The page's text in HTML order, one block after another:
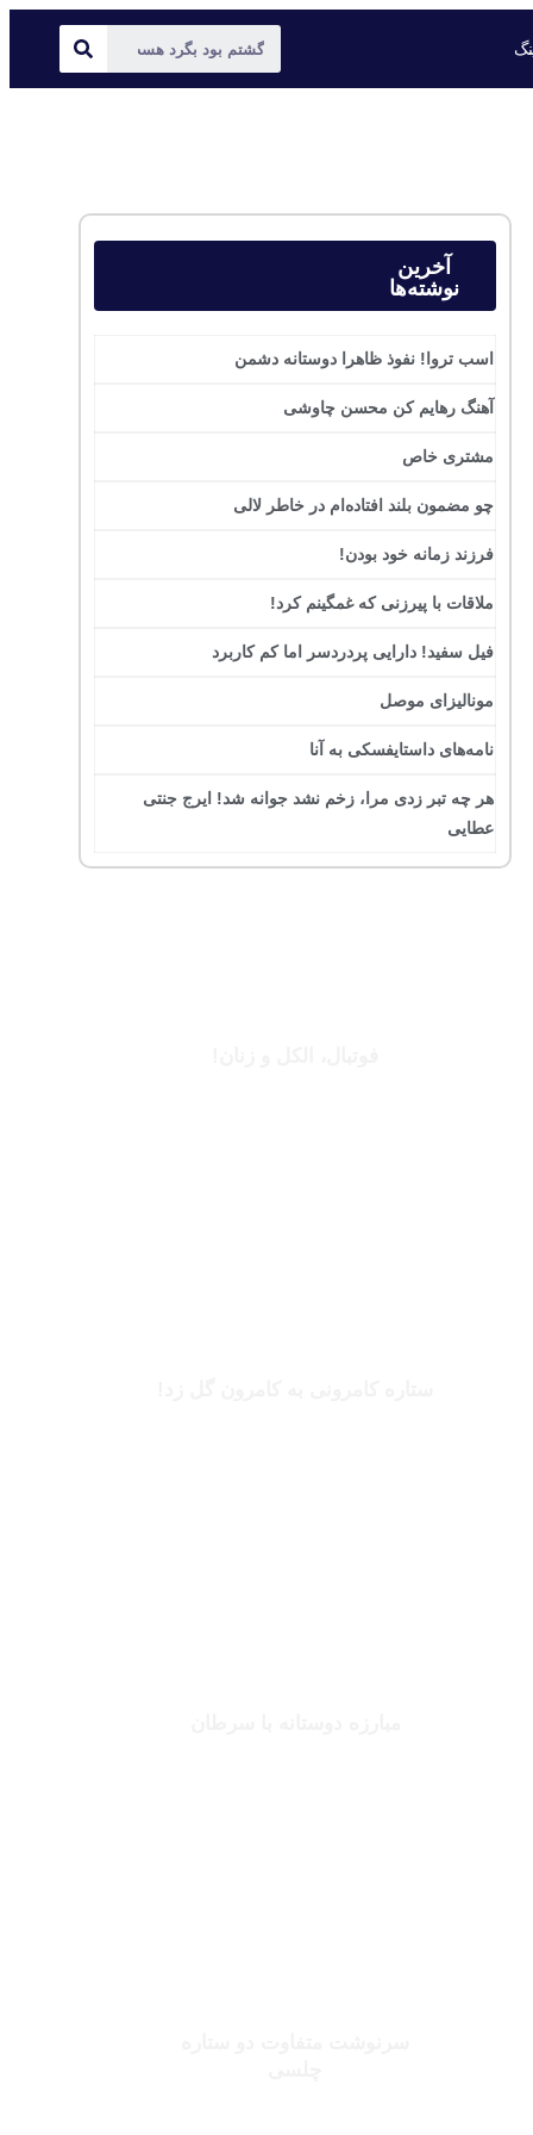
آخرین
نوشته‌ها
اسب تروا! نفوذ ظاهرا دوستانه دشمن
آهنگ رهایم کن محسن چاوشی
مشتری خاص
چو مضمون بلند افتاده‌ام در خاطر لالی
فرزند زمانه خود بودن!
ملاقات با پیرزنی که غمگینم کرد!
فیل سفید! دارایی پردردسر اما کم کاربرد
مونالیزای موصل
نامه‌های داستایفسکی به آنا
هر چه تبر زدی مرا، زخم نشد جوانه شد! ایرج جنتی
عطایی